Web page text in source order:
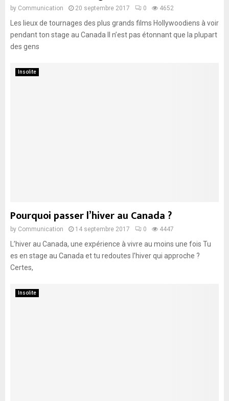
by Communication 20 septembre 2017 0 4652
Les lieux de tournages des plus grands films Hollywoodiens à voir
pendant ton stage au Canada Il n’est pas étonnant que la plupart
des gens
Insolite
Pourquoi passer l’hiver au Canada ?
by Communication 14 septembre 2017 0 4447
L’hiver au Canada, une expérience à vivre au moins une fois Tu
es en stage au Canada et tu redoutes l’hiver qui approche ?
Certes,
Insolite